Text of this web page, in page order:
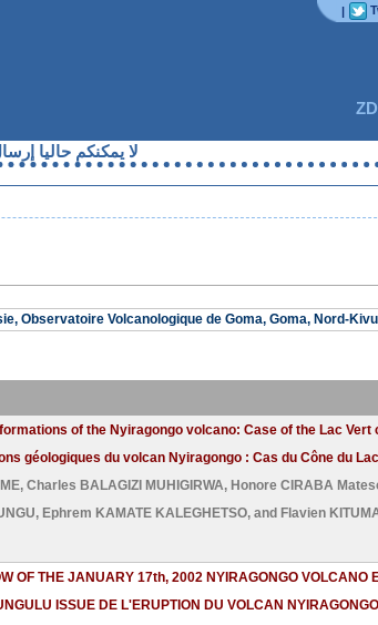
|
لا يمكنكم حاليا
Observatoire Volcanologique de Goma, Goma, Nord-
of the Nyiragongo volcano: Case of the Lac Vert
géologiques du volcan Nyiragongo : Cas du Cône du
, Charles BALAGIZI MUHIGIRWA, Honore CIRABA
, Ephrem KAMATE KALEGHETSO, and Flavien
OF THE JANUARY 17th, 2002 NYIRAGONGO VOLCANO
ISSUE DE L'ERUPTION DU VOLCAN